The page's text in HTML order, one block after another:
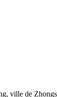
ville de